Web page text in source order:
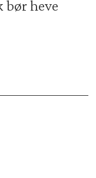
bør heve